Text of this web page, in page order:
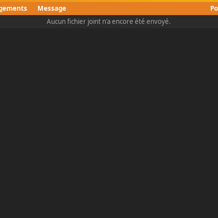
Message
Aucun fichier joint n'a encore été envoyé.